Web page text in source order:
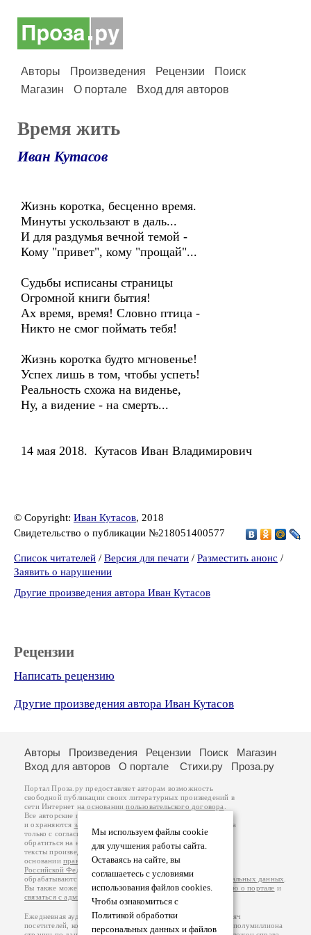
Авторы Произведения Рецензии
Поиск
Магазин
О портале Вход для авторов
Время жить
Иван Кутасов
Жизнь коротка, бесценно время.
Минуты ускользают в даль...
И для раздумья вечной темой -
Кому "привет", кому "прощай"...
Судьбы исписаны страницы
Огромной книги бытия!
Ах время, время! Словно птица -
Никто не смог поймать тебя!
Жизнь коротка будто мгновенье!
Успех лишь в том, чтобы успеть!
Реальность схожа на виденье,
Ну, а видение - на смерть...
14 мая 2018. Кутасов Иван Владимирович
© Copyright: Иван Кутасов, 2018
Свидетельство о публикации №218051400577
Список читателей / Версия для печати / Разместить анонс /
Заявить о нарушении
Другие произведения автора Иван Кутасов
Рецензии
Написать рецензию
Другие произведения автора Иван Кутасов
Мы используем файлы cookie
для улучшения работы сайта.
Оставаясь на сайте, вы
соглашаетесь с условиями
использования файлов cookies.
Чтобы ознакомиться с
Политикой обработки
персональных данных и файлов
Авторы Произведения Рецензии Поиск
Магазин
Вход для авторов
О портале Стихи.ру Проза.ру
Портал Проза.ру предоставляет авторам возможность
свободной публикации своих литературных произведений в
сети Интернет на основаниипользовательского договора
Все авторские права на произведения принадлежат авторам
и охраняются законом
. Перепечатка произведений возможна
только с согласия его автора, к которому вы можете
обратиться на его авторской странице. Ответственность за
тексты произведений авторы несут самостоятельно на
основанииправил публикацииизаконодательства
Российской Федерации
обрабатываются на основанииПолитики обработки персональных данных
Вы также можете посмотреть более подробнуюинформацию о портале и
связаться с администрацией
Ежедневная аудитория портала Проза.ру – порядка 100 тысяч
посетителей, которые в общей сумме просматривают более полумиллиона